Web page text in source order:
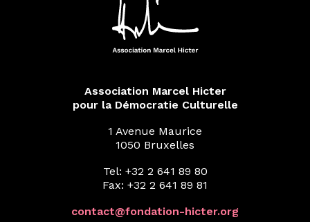
Association Marcel Hicter
pour la Démocratie Culturelle
1 Avenue Maurice
1050 Bruxelles
Tel: +32 2 641 89 80
Fax: +32 2 641 89 81
contact@fondation-hicter.org